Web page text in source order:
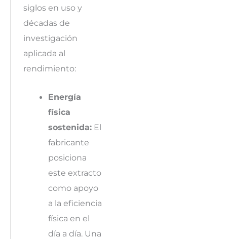
siglos en uso y
décadas de
investigación
aplicada al
rendimiento:
Energía
física
sostenida:El
fabricante
posiciona
este extracto
como apoyo
a la eficiencia
física en el
día a día. Una